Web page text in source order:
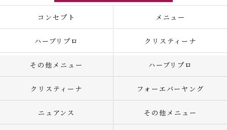
コンセプト メニュー
ハーブリプロ クリスティーナ
その他メニュー ハーブリプロ
クリスティーナ フォーエバーヤング
ニュアンス その他メニュー